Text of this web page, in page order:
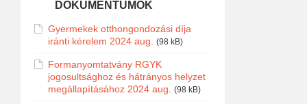
DOKUMENTUMOK
Gyermekek otthongondozási díja
iránti kérelem 2024 aug. (98 kB)
Formanyomtatvány RGYK
jogosultsághoz és hátrányos helyzet
megállapításához 2024 aug. (98 kB)